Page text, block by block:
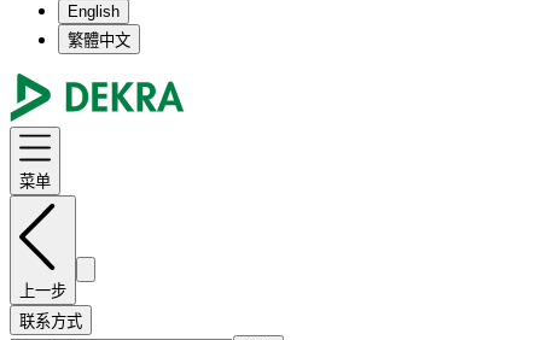
English
繁體中文
菜单
上一步
联系方式